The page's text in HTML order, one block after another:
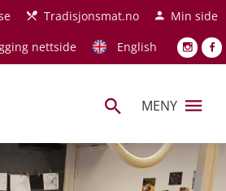
Tradisjonsmat.no
Min side
nettside
English
MENY